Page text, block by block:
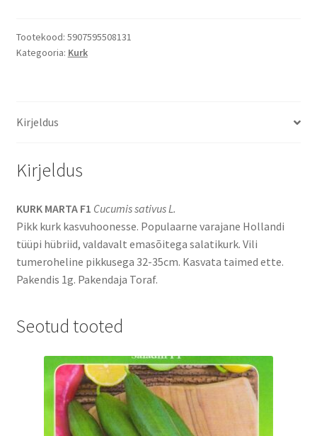
1g
30s,
Tootekood: 5907595508131
Kategooria: Kurk
Kirjeldus
Kirjeldus
KURK MARTA F1 Cucumis sativus L.
Pikk kurk kasvuhoonesse. Populaarne varajane Hollandi
tüüpi hübriid, valdavalt emasõitega salatikurk. Vili
tumeroheline pikkusega 32-35cm. Kasvata taimed ette.
Pakendis 1g. Pakendaja Toraf.
Seotud tooted